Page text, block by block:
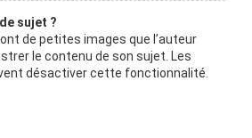
sujet ?
de petites images que l’auteur
le contenu de son sujet. Les
désactiver cette fonctionnalité.